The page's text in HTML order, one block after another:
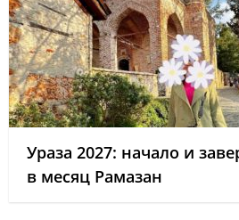
Ураза 2027: начало и
в месяц Рамазан